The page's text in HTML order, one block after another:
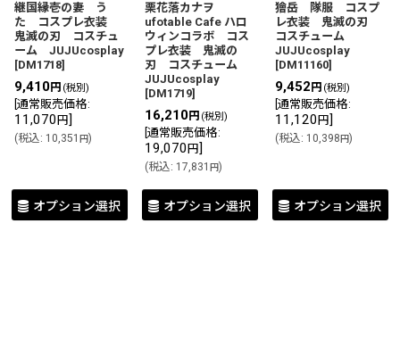
継国縁壱の妻 う
た コスプレ衣装
鬼滅の刃 コスチュ
ーム JUJUcosplay
[DM1718]
9,410円 (税別)
通常販売価格:
11,070 円]
(税込: 10,351 円)
オプション選択
栗花落カナヲ
ufotable Cafe ハロ
ウィンコラボ コス
プレ衣装 鬼滅の
刃 コスチューム
JUJUcosplay
[DM1719]
16,210円 (税別)
通常販売価格:
19,070 円]
(税込: 17,831 円)
オプション選択
獪岳 隊服 コスプ
レ衣装 鬼滅の刃
コスチューム
JUJUcosplay
[DM11160]
9,452 円 (税別)
通常販売価格:
11,120 円]
(税込: 10,398円)
オプション選択